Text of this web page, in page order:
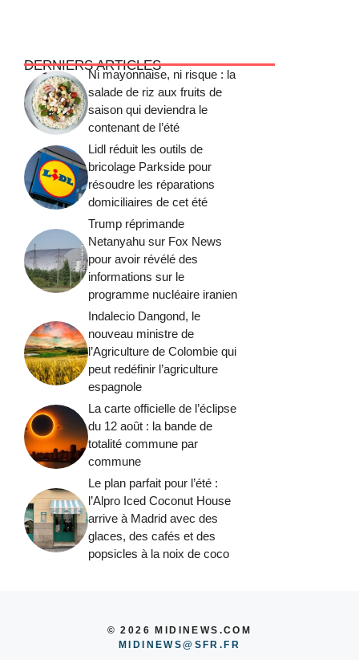
DERNIERS ARTICLES
Ni mayonnaise, ni risque : la
salade de riz aux fruits de
saison qui deviendra le
contenant de l’été
Lidl réduit les outils de
bricolage Parkside pour
résoudre les réparations
domiciliaires de cet été
Trump réprimande
Netanyahu sur Fox News
pour avoir révélé des
informations sur le
programme nucléaire iranien
Indalecio Dangond, le
nouveau ministre de
l’Agriculture de Colombie qui
peut redéfinir l’agriculture
espagnole
La carte officielle de l’éclipse
du 12 août : la bande de
totalité commune par
commune
Le plan parfait pour l’été :
l’Alpro Iced Coconut House
arrive à Madrid avec des
glaces, des cafés et des
popsicles à la noix de coco
© 2026 MIDINEWS.COM
MIDINEWS@SFR.FR